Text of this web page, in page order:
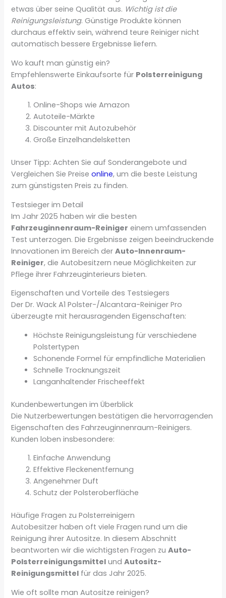
etwas über seine Qualität aus. Wichtig ist die
Reinigungsleistung. Günstige Produkte können
durchaus effektiv sein, während teure Reiniger nicht
automatisch bessere Ergebnisse liefern.
Wo kauft man günstig ein?
Empfehlenswerte Einkaufsorte für Polsterreinigung
Autos:
Online-Shops wie Amazon
Autoteile-Märkte
Discounter mit Autozubehör
Große Einzelhandelsketten
Unser Tipp: Achten Sie auf Sonderangebote und
Vergleichen Sie Preiseonline, um die beste Leistung
zum günstigsten Preis zu finden.
Testsieger im Detail
Im Jahr 2025 haben wir die besten
Fahrzeuginnenraum-Reiniger einem umfassenden
Test unterzogen. Die Ergebnisse zeigen beeindruckende
Innovationen im Bereich derAuto-Innenraum-
Reiniger, die Autobesitzern neue Möglichkeiten zur
Pflege ihrer Fahrzeuginterieurs bieten.
Eigenschaften und Vorteile des Testsiegers
Der Dr. Wack A1 Polster-/Alcantara-Reiniger Pro
überzeugte mit herausragenden Eigenschaften:
Höchste Reinigungsleistung für verschiedene
Polstertypen
Schonende Formel für empfindliche Materialien
Schnelle Trocknungszeit
Langanhaltender Frischeeffekt
Kundenbewertungen im Überblick
Die Nutzerbewertungen bestätigen die hervorragenden
Eigenschaften des Fahrzeuginnenraum-Reinigers.
Kunden loben insbesondere:
Einfache Anwendung
Effektive Fleckenentfernung
Angenehmer Duft
Schutz der Polsteroberfläche
Häufige Fragen zu Polsterreinigern
Autobesitzer haben oft viele Fragen rund um die
Reinigung ihrer Autositze. In diesem Abschnitt
beantworten wir die wichtigsten Fragen zuAuto-
Polsterreinigungsmittel undAutositz-
Reinigungsmittel für das Jahr 2025.
Wie oft sollte man Autositze reinigen?